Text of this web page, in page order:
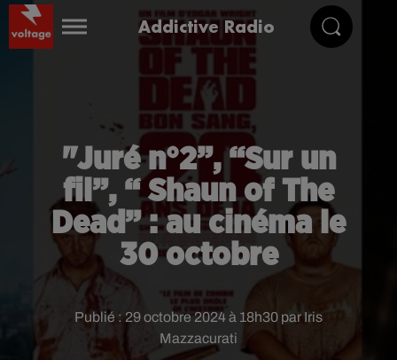
Addictive Radio
"Juré n°2”, “Sur un
fil”, “ Shaun of The
Dead” : au cinéma le
30 octobre
Publié : 29 octobre 2024 à 18h30 par Iris
Mazzacurati